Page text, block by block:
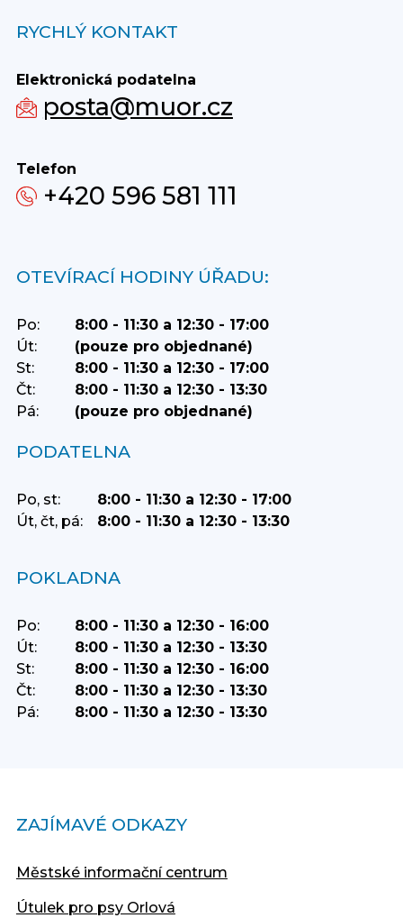
RYCHLÝ KONTAKT
Elektronická podatelna
posta@muor.cz
Telefon
+420 596 581 111
OTEVÍRACÍ HODINY ÚŘADU:
Po:
8:00 - 11:30 a 12:30 - 17:00
Út:
(pouze pro objednané)
St:
8:00 - 11:30 a 12:30 - 17:00
Čt:
8:00 - 11:30 a 12:30 - 13:30
Pá:
(pouze pro objednané)
PODATELNA
Po, st:
8:00 - 11:30 a 12:30 - 17:00
Út, čt, pá:
8:00 - 11:30 a 12:30 - 13:30
POKLADNA
Po:
8:00 - 11:30 a 12:30 - 16:00
Út:
8:00 - 11:30 a 12:30 - 13:30
St:
8:00 - 11:30 a 12:30 - 16:00
Čt:
8:00 - 11:30 a 12:30 - 13:30
Pá:
8:00 - 11:30 a 12:30 - 13:30
ZAJÍMAVÉ ODKAZY
Městské informační centrum
Útulek pro psy Orlová